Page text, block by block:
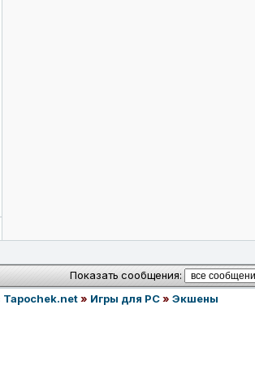
Показать сообщения:
» Игры для PC» Экшены